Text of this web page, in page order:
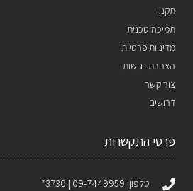
תקנון
תמיכה טכנית
מדיניות פרטיות
הצהרת נגישות
צור קשר
דרושים
פרטי התקשרות
טלפון: 09-7449959 | 3730*